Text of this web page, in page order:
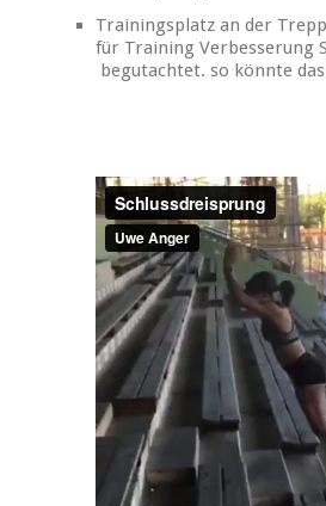
Trainingsplatz an der
für Training Verbesserung
begutachtet. so könnte